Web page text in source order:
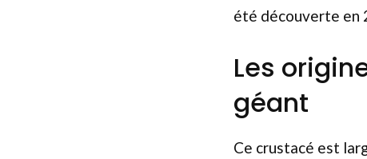
été découverte en
Les
géant
Ce crustacé est